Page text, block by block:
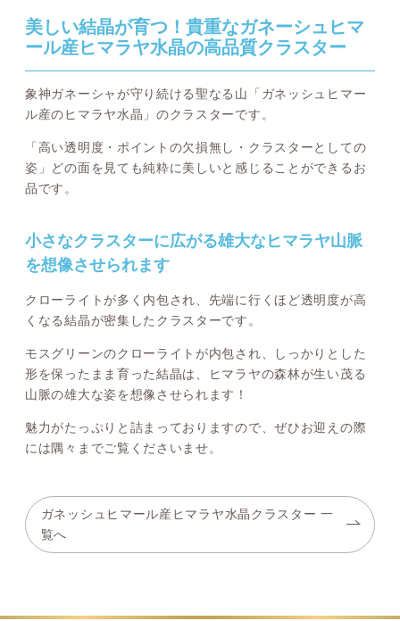
美しい結晶が育つ！貴重なガネーシュヒマ
ール産ヒマラヤ水晶の高品質クラスター
象神ガネーシャが守り続ける聖なる山「ガネッシュヒマー
ル産のヒマラヤ水晶」のクラスターです。
「高い透明度・ポイントの欠損無し・クラスターとしての
姿」どの面を見ても純粋に美しいと感じることができるお
品です。
小さなクラスターに広がる雄大なヒマラヤ山脈
を想像させられます
クローライトが多く内包され、先端に行くほど透明度が高
くなる結晶が密集したクラスターです。
モスグリーンのクローライトが内包され、しっかりとした
形を保ったまま育った結晶は、ヒマラヤの森林が生い茂る
山脈の雄大な姿を想像させられます！
魅力がたっぷりと詰まっておりますので、ぜひお迎えの際
には隅々までご覧くださいませ。
ガネッシュヒマール産ヒマラヤ水晶クラスター 一
覧へ